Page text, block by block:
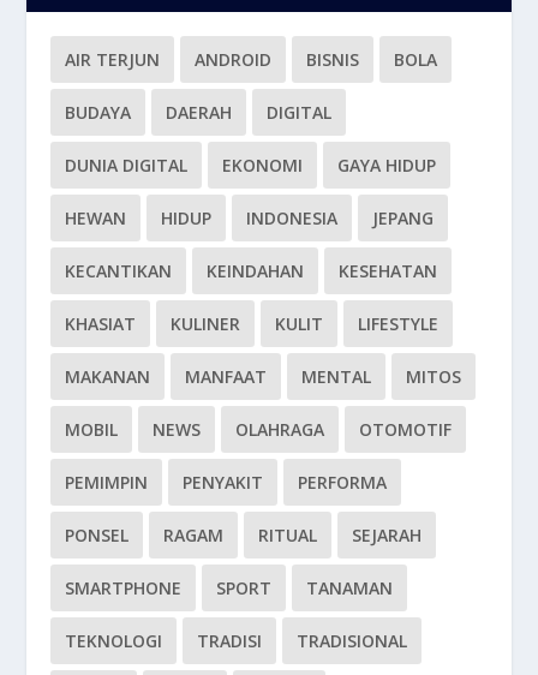
AIR TERJUN ANDROID BISNIS BOLA
BUDAYA DAERAH DIGITAL
DUNIA DIGITAL EKONOMI GAYA HIDUP
HEWAN HIDUP INDONESIA JEPANG
KECANTIKAN KEINDAHAN KESEHATAN
KHASIAT KULINER KULIT LIFESTYLE
MAKANAN MANFAAT MENTAL MITOS
MOBIL NEWS OLAHRAGA OTOMOTIF
PEMIMPIN PENYAKIT PERFORMA
PONSEL RAGAM RITUAL SEJARAH
SMARTPHONE SPORT TANAMAN
TEKNOLOGI TRADISI TRADISIONAL